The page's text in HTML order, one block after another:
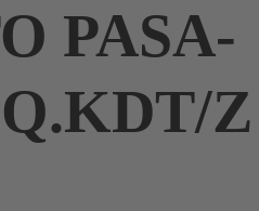
PASA-
Z